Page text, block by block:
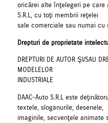
oricărei alte înţelegeri pe care
S.R.L, cu toţi membrii reţelei
sale comerciale sau numai cu
Drepturi de proprietate
DREPTURI DE AUTOR ŞI/SAU
MODELELOR
INDUSTRIALE
DAAC-Auto S.R.L este
textele, sloganurile, desenele,
imaginile, secvenţele animate